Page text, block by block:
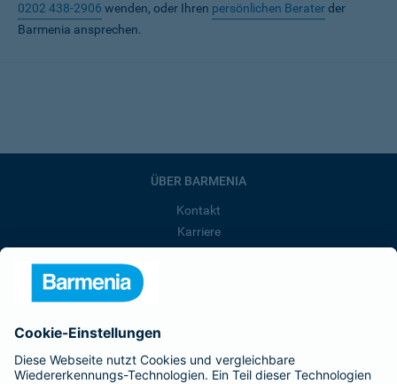
0202 438-2906 wenden, oder Ihren persönlichen Beraterder
Barmenia ansprechen.
ÜBER BARMENIA
Kontakt
Karriere
Barmenia ist Teil der BarmeniaGothaer
BELIEBTE SEITEN